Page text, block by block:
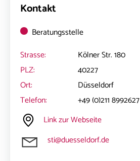
Kontakt
Beratungsstelle
Strasse:
Kölner Str. 180
PLZ:
40227
Ort:
Düsseldorf
Telefon:
+49 (0)211 8992627
Link zur Webseite
sti@duesseldorf.de